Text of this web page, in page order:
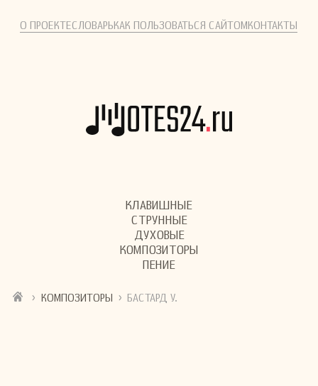
О ПРОЕКТЕСЛОВАРЬКАК ПОЛЬЗОВАТЬСЯ САЙТОМКОНТАКТЫ
КЛАВИШНЫЕ
СТРУННЫЕ
ДУХОВЫЕ
КОМПОЗИТОРЫ
ПЕНИЕ
› КОМПОЗИТОРЫ › БАСТАРД У.